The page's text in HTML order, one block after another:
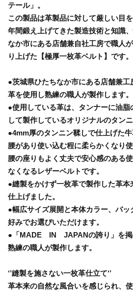
テール」。
この製品は革製品に対して厳しい目
年間鍛え上げてきた製造技術と知識
なか市にある店舗兼自社工房で職人
り上げた【極厚一枚革ベルト】です。
●茨城県ひたちなか市にある店舗兼
革を使用し熟練の職人が製作します。
●使用している革は、タンナーに油
して製作しているオリジナルのタン
●4mm厚のタンニン鞣しで仕上げた
腰があり使い込む程に柔らかくなり
腰の座りもよく丈夫で安心感のある
なくなるレザーベルトです。
●縫製をかけず一枚革で製作した革
仕上げました。
●幅広サイズ展開と本体カラー、バ
好みでお選びいただけます。
●「MADE IN JAPANの誇り」を掲
熟練の職人が製作します。
‘’縫製を施さない一枚革仕立て‘’
革本来の自然な風合いを感じられ、